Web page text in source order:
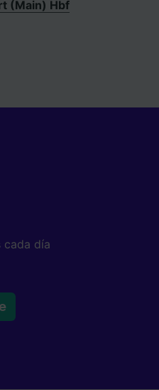
(Main) Hbf
cada día